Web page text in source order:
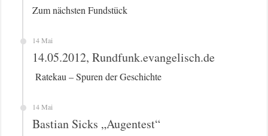
Zum nächsten Fundstück
14 Mai
14.05.2012, Rundfunk.evangelisch.de
Ratekau – Spuren der Geschichte
14 Mai
Bastian Sicks „Augentest“